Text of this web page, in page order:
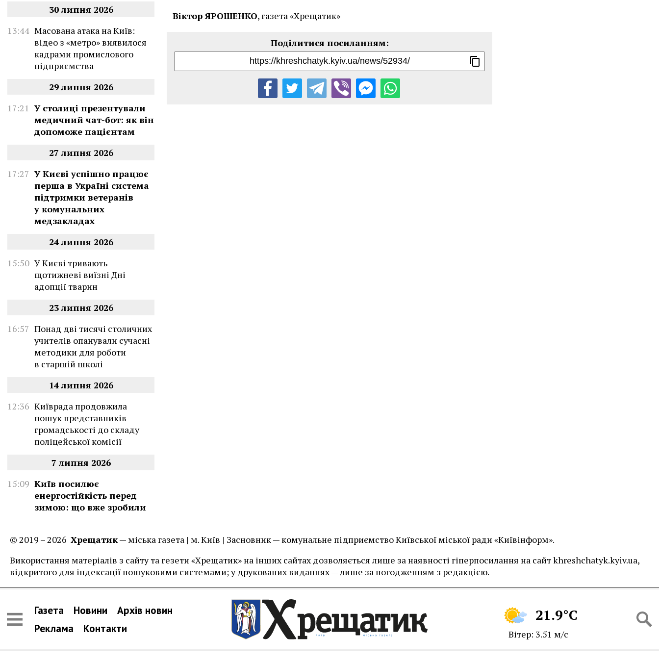
30 липня 2026
13:44 Масована атака на Київ:
відео з «метро» виявилося
кадрами промислового
підприємства
29 липня 2026
17:21 У столиці презентували
медичний чат-бот: як він
допоможе пацієнтам
27 липня 2026
17:27 У Києві успішно працює
перша в Україні система
підтримки ветеранів
у комунальних
медзакладах
24 липня 2026
15:50 У Києві тривають
щотижневі виїзні Дні
адопції тварин
23 липня 2026
16:57 Понад дві тисячі столичних
учителів опанували сучасні
методики для роботи
в старшій школі
14 липня 2026
12:36 Київрада продовжила
пошук представників
громадськості до складу
поліцейської комісії
7 липня 2026
15:09 Київ посилює
енергостійкість перед
зимою: що вже зробили
Віктор ЯРОШЕНКО, газета «Хрещатик»
© 2019 – 2026 Хрещатик— міська газета | м. Київ | Засновник — комунальне підприємство Київської міської ради «Київінформ».
Використання матеріалів з сайту та гезети «Хрещатик» на інших сайтах дозволяється лише за наявності гіперпосилання на сайт khreshchatyk.kyiv.ua,
відкритого для індексації пошуковими системами; у друкованих виданнях — лише за погодженням з редакцією.
Газета Новини
Архів новин
Реклама
Контакти
21.9°C
Вітер: 3.51 м/с